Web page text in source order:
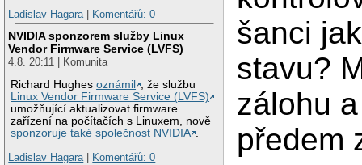
Ladislav Hagara| Komentářů: 0
NVIDIA sponzorem služby Linux
Vendor Firmware Service (LVFS)
4.8. 20:11 | Komunita
Richard Hughesoznámil
, že službu
Linux Vendor Firmware Service (LVFS)
umožňující aktualizovat firmware
zařízení na počítačích s Linuxem, nově
sponzoruje také společnost NVIDIA .
Ladislav Hagara| Komentářů: 0
šanci
stavu?
zálohu
předem